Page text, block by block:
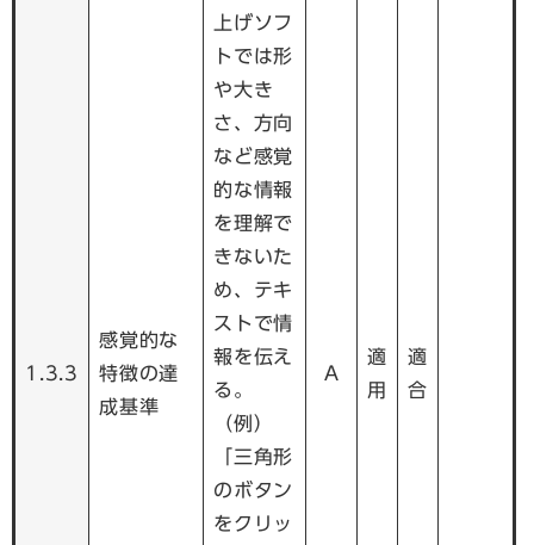
1.3.3
感覚的な
特徴の達
成基準
上げソフ
トでは形
や大き
さ、方向
など感覚
的な情報
を理解で
きないた
め、テキ
ストで情
報を伝え
る。
（例）
「三角形
のボタン
をクリッ
A
適
用
適
合